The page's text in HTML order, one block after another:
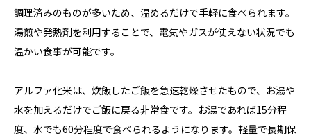
調理済みのものが多いため、温めるだけで手軽に食べられます。
湯煎や発熱剤を利用することで、電気やガスが使えない状況でも
温かい食事が可能です。
アルファ化米は、炊飯したご飯を急速乾燥させたもので、お湯や
水を加えるだけでご飯に戻る非常食です。お湯であれば15分程
度、水でも60分程度で食べられるようになります。軽量で長期保